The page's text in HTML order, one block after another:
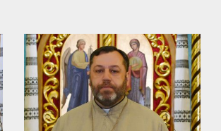
о. Тарас Огар